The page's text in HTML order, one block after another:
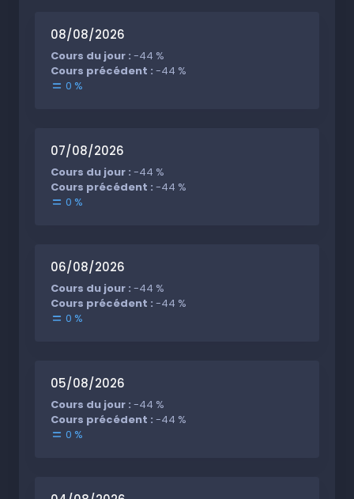
08/08/2026
Cours du jour : -44 %
Cours précédent : -44 %
0 %
07/08/2026
Cours du jour : -44 %
Cours précédent : -44 %
0 %
06/08/2026
Cours du jour : -44 %
Cours précédent : -44 %
0 %
05/08/2026
Cours du jour : -44 %
Cours précédent : -44 %
0 %